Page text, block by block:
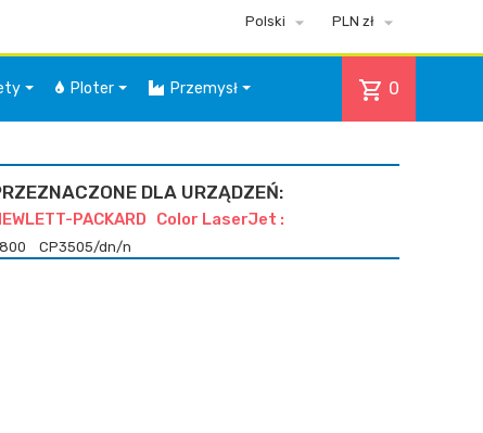
Polski  PLN zł 
shopping_cart 0
Ploter Przemysł
DLA URZĄDZEŃ:
PACKARD Color LaserJet :
CP3505/dn/n